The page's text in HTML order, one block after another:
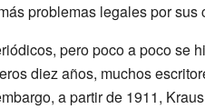
problemas legales por sus
pero poco a poco se
diez años, muchos
a partir de 1911,